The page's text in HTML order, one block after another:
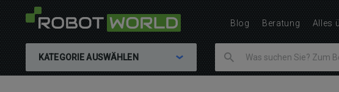
KATEGORIE AUSWÄHLEN
Blog Beratung Alles